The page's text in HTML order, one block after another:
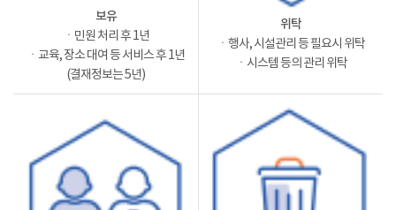
보유
ㆍ민원 처리 후 1년
ㆍ교육, 장소 대여 등 서비스 후 1년
(결재정보는 5년)
위탁
ㆍ행사, 시설관리 등 필요시 위탁
ㆍ시스템 등의 관리 위탁